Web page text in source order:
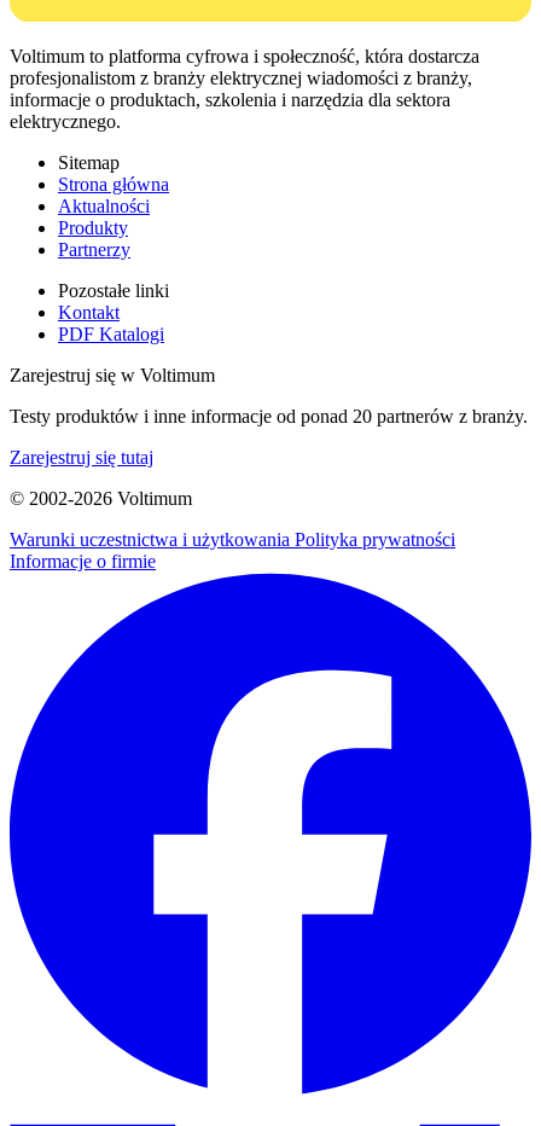
Voltimum to platforma cyfrowa i społeczność, która dostarcza
profesjonalistom z branży elektrycznej wiadomości z branży,
informacje o produktach, szkolenia i narzędzia dla sektora
elektrycznego.
Sitemap
Strona główna
Aktualności
Produkty
Partnerzy
Pozostałe linki
Kontakt
PDF Katalogi
Zarejestruj się w Voltimum
Testy produktów i inne informacje od ponad 20 partnerów z branży.
Zarejestruj się tutaj
© 2002-2026 Voltimum
Warunki uczestnictwa i użytkowania Polityka prywatności
Informacje o firmie